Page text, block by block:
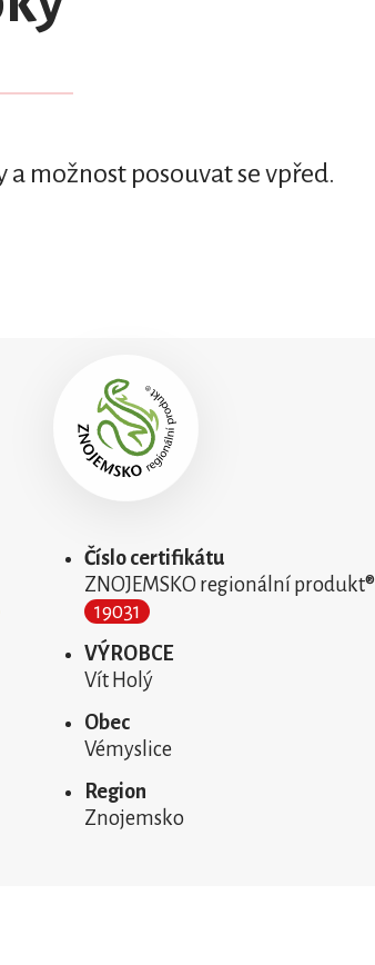
možnost posouvat se vpřed.
Číslo certifikátu
ZNOJEMSKO regionální produkt®
19031
VÝROBCE
Vít Holý
Obec
Vémyslice
Region
Znojemsko